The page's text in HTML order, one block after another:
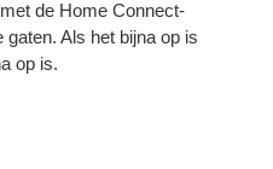
de Home Connect-
Als het bijna op is
op is.